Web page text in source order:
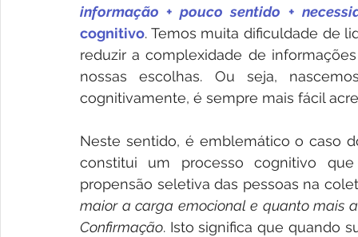
informação + pouco sentido +
cognitivo. Temos muita dificuldade de
reduzir a complexidade de
nossas escolhas. Ou seja,
cognitivamente, é sempre mais fácil
Neste sentido, é emblemático o caso
constitui um processo cognitivo
propensão seletiva das pessoas na
maior a carga emocional e quanto mais
Confirmação. Isto significa que quando